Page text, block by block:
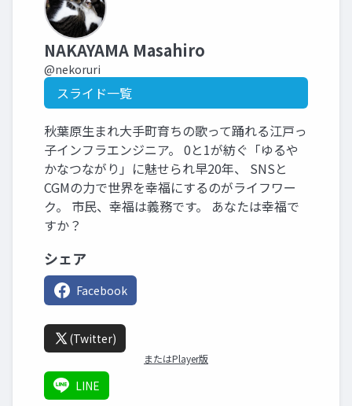
NAKAYAMA Masahiro
@nekoruri
スライド一覧
秋葉原生まれ大手町育ちの歌って踊れる江戸っ
子インフラエンジニア。 0と1が紡ぐ「ゆるや
かなつながり」に魅せられ早20年、 SNSと
CGMの力で世界を幸福にするのがライフワー
ク。 市民、幸福は義務です。 あなたは幸福で
すか？
シェア
Facebook
(Twitter)
またはPlayer版
LINE